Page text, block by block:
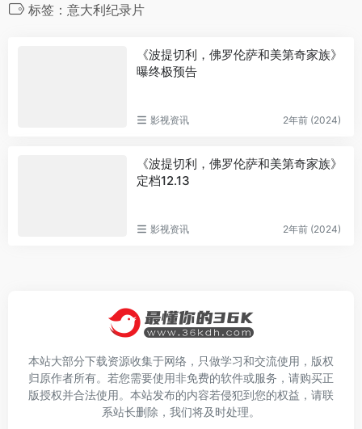
标签：意大利纪录片
《波提切利，佛罗伦萨和美第奇家族》
曝终极预告
影视资讯 2年前 (2024)
《波提切利，佛罗伦萨和美第奇家族》
定档12.13
影视资讯 2年前 (2024)
本站大部分下载资源收集于网络，只做学习和交流使用，版权
归原作者所有。若您需要使用非免费的软件或服务，请购买正
版授权并合法使用。本站发布的内容若侵犯到您的权益，请联
系站长删除，我们将及时处理。